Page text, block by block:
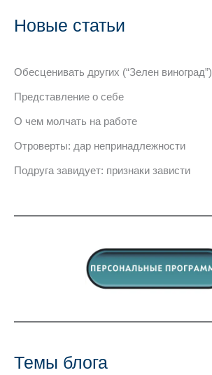
Новые статьи
Обесценивать других (“Зелен виноград”)
Представление о себе
О чем молчать на работе
Отроверты: дар непринадлежности
Подруга завидует: признаки зависти
Темы блога